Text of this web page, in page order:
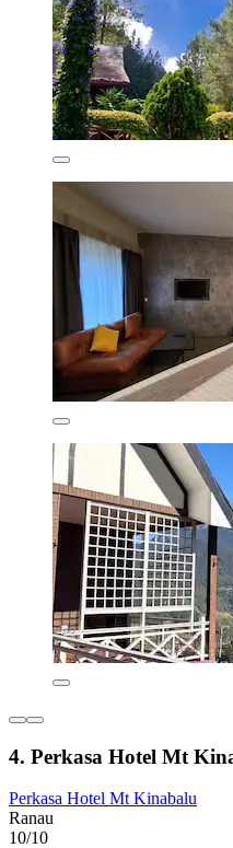
4. Perkasa Hotel Mt
Perkasa Hotel Mt Kinabalu
Ranau
10/10